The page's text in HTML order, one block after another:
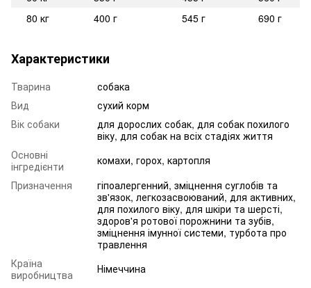
80 кг
400 г 545 г 690 г
Характеристики
Тварина
собака
Вид
сухий корм
Вік собаки
для дорослих собак, для собак похилого
віку, для собак на всіх стадіях життя
Основні
інгредієнти
комахи, горох, картопля
Призначення
гіпоалергенний, зміцнення суглобів та
зв'язок, легкозасвоюваний, для активних,
для похилого віку, для шкіри та шерсті,
здоров'я ротової порожнини та зубів,
зміцнення імунної системи, турбота про
травлення
Країна
виробництва
Німеччина